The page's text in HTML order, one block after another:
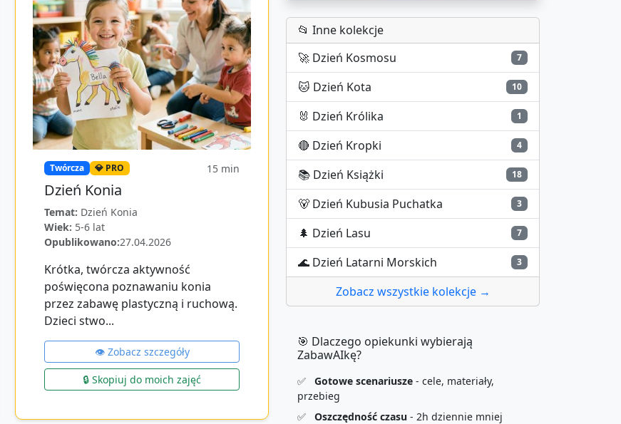
Twórcza 💎 PRO 15 min
Dzień Konia
Temat: Dzień Konia
Wiek: 5-6 lat
Opublikowano:27.04.2026
Krótka, twórcza aktywność
poświęcona poznawaniu konia
przez zabawę plastyczną i ruchową.
Dzieci stwo...
👁️ Zobacz szczegóły
🔒 Skopiuj do moich zajęć
📂 Inne kolekcje
🚀 Dzień Kosmosu 7
🐱 Dzień Kota 10
🐰 Dzień Królika 1
🔴 Dzień Kropki 4
📚 Dzień Książki 18
🐻 Dzień Kubusia Puchatka 3
🌲 Dzień Lasu 7
🌊 Dzień Latarni Morskich 3
Zobacz wszystkie kolekcje →
🎯 Dlaczego opiekunki wybierają
ZabawAIkę?
✅ Gotowe scenariusze - cele, materiały,
przebieg
✅
Oszczędność czasu - 2h dziennie mniej